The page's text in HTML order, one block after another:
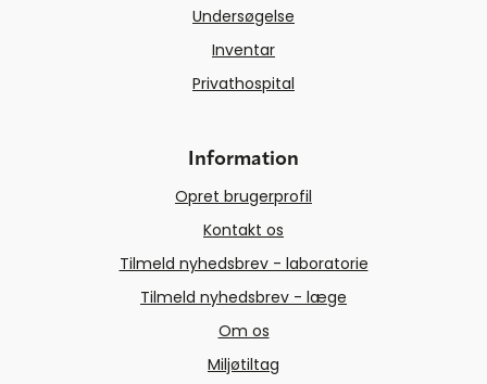
Undersøgelse
Inventar
Privathospital
Information
Opret brugerprofil
Kontakt os
Tilmeld nyhedsbrev - laboratorie
Tilmeld nyhedsbrev - læge
Om os
Miljøtiltag